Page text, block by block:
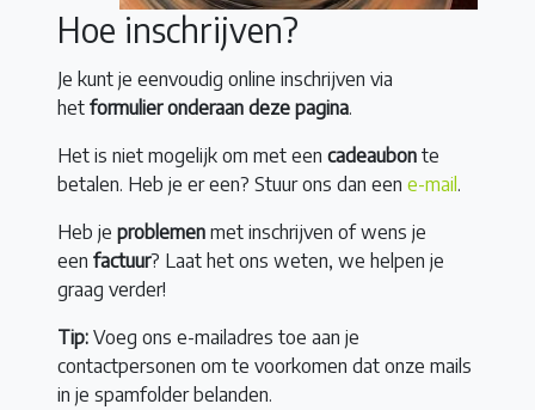
Hoe inschrijven?
Je kunt je eenvoudig online inschrijven via
het formulier onderaan deze pagina.
Het is niet mogelijk om met een cadeaubon te
betalen. Heb je er een? Stuur ons dan een e-mail.
Heb je problemen met inschrijven of wens je
een factuur? Laat het ons weten, we helpen je
graag verder!
Tip: Voeg ons e-mailadres toe aan je
contactpersonen om te voorkomen dat onze mails
in je spamfolder belanden.